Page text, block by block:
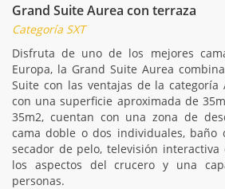
Grand Suite Aurea con terraza
Categoría SXT
Disfruta de uno de los mejores
Europa, la Grand Suite Aurea
Suite con las ventajas de la categoría
con una superficie aproximada de
35m2, cuentan con una zona de
cama doble o dos individuales, baño
secador de pelo, televisión
los aspectos del crucero y una
personas.